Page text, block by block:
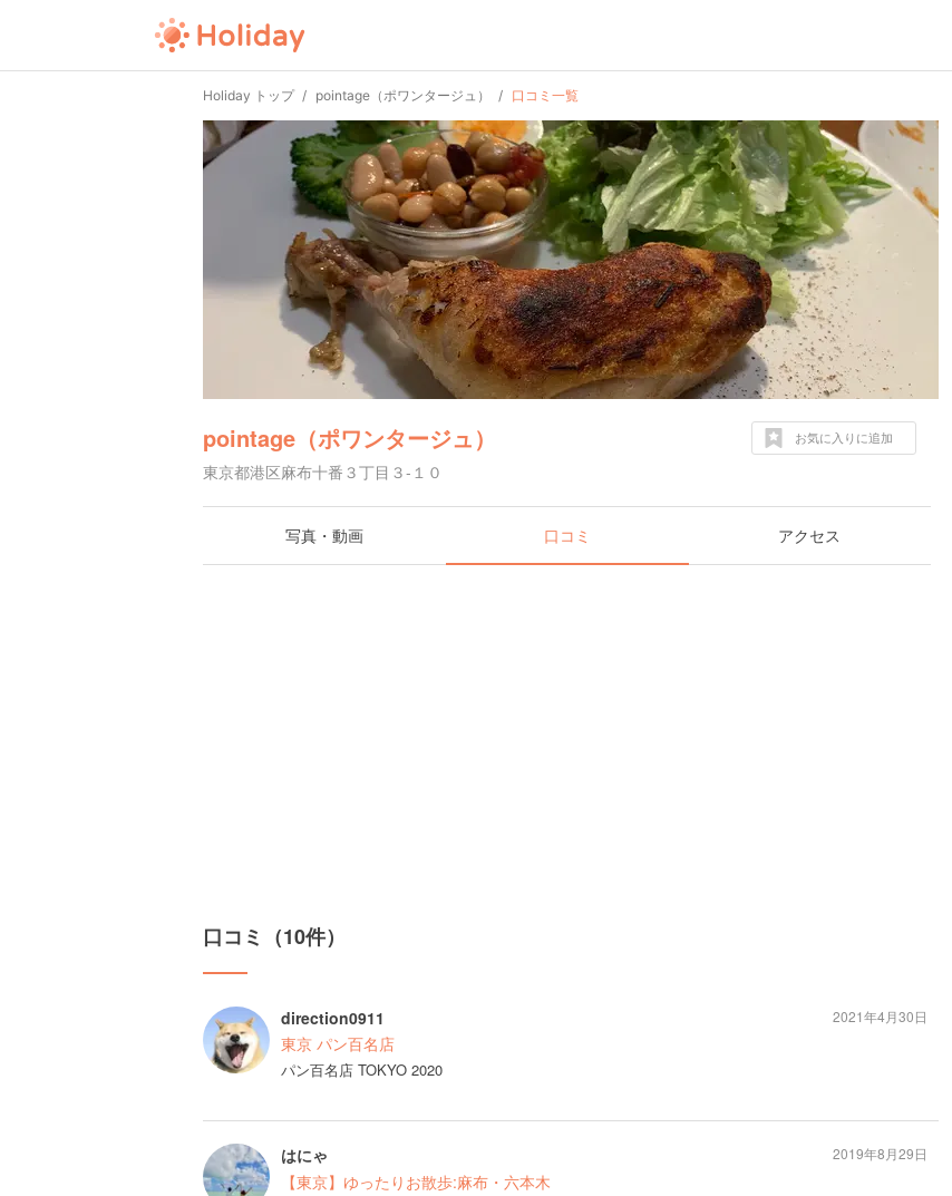
Holiday トップ pointage（ポワンタージュ） 口コミ一覧
pointage（ポワンタージュ）
東京都港区麻布十番３丁目３-１０
お気に入りに追加
写真・動画 口コミ アクセス
口コミ（10件）
direction0911
東京 パン百名店
パン百名店 TOKYO 2020
2021年4月30日
はにゃ
【東京】ゆったりお散歩:麻布・六本木
2019年8月29日